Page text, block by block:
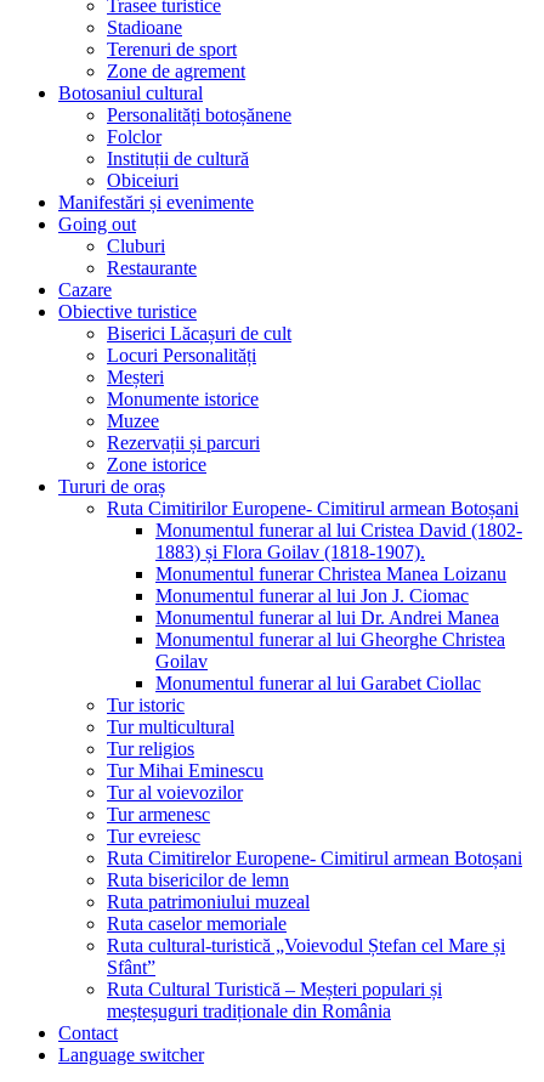
Trasee turistice
Stadioane
Terenuri de sport
Zone de agrement
Botosaniul cultural
Personalități botoșănene
Folclor
Instituții de cultură
Obiceiuri
Manifestări și evenimente
Going out
Cluburi
Restaurante
Cazare
Obiective turistice
Biserici Lăcașuri de cult
Locuri Personalități
Meșteri
Monumente istorice
Muzee
Rezervații și parcuri
Zone istorice
Tururi de oraș
Ruta Cimitirilor Europene- Cimitirul armean Botoșani
Monumentul funerar al lui Cristea David (1802-
1883) și Flora Goilav (1818-1907).
Monumentul funerar Christea Manea Loizanu
Monumentul funerar al lui Jon J. Ciomac
Monumentul funerar al lui Dr. Andrei Manea
Monumentul funerar al lui Gheorghe Christea
Goilav
Monumentul funerar al lui Garabet Ciollac
Tur istoric
Tur multicultural
Tur religios
Tur Mihai Eminescu
Tur al voievozilor
Tur armenesc
Tur evreiesc
Ruta Cimitirelor Europene- Cimitirul armean Botoșani
Ruta bisericilor de lemn
Ruta patrimoniului muzeal
Ruta caselor memoriale
Ruta cultural-turistică „Voievodul Ștefan cel Mare și
Sfânt”
Ruta Cultural Turistică – Meșteri populari și
meșteșuguri tradiționale din România
Contact
Language switcher